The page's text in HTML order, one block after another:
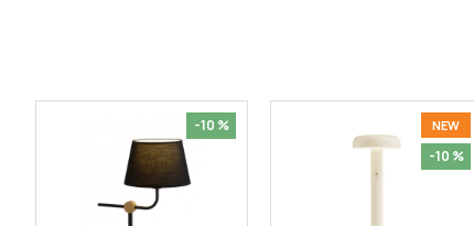
-10 % NEW
-10 %